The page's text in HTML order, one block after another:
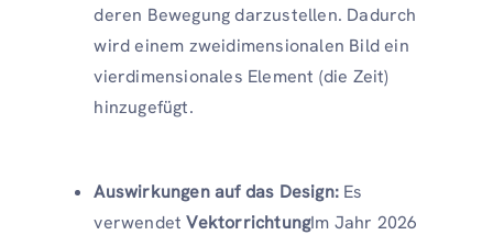
deren Bewegung darzustellen. Dadurch
wird einem zweidimensionalen Bild ein
vierdimensionales Element (die Zeit)
hinzugefügt.
Auswirkungen auf das Design: Es
verwendetVektorrichtungIm Jahr 2026